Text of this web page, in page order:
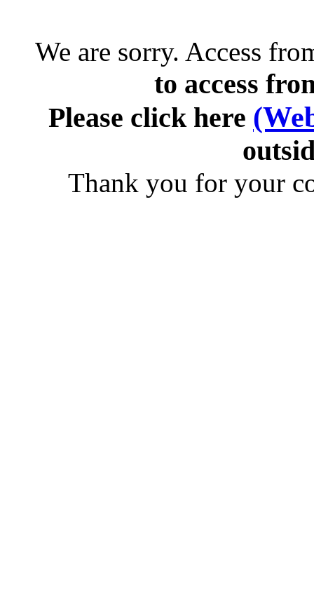
We are sorry. Access
to access
Please click here
Thank you for your